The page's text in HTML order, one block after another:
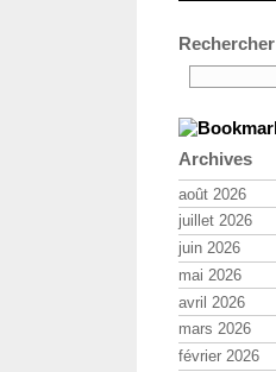
Rechercher
Archives
août 2026
juillet 2026
juin 2026
mai 2026
avril 2026
mars 2026
février 2026